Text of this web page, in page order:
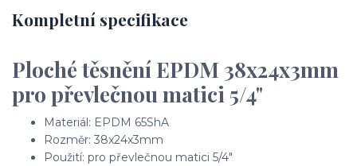
Kompletní specifikace
Ploché těsnění EPDM 38x24x3mm
pro převlečnou matici 5/4"
Materiál: EPDM 65ShA
Rozměr: 38x24x3mm
Použití: pro převlečnou matici 5/4"